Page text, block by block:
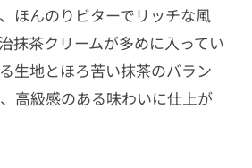
ほんのりビターでリッチな風
抹茶クリームが多めに入ってい
生地とほろ苦い抹茶のバラン
高級感のある味わいに仕上が